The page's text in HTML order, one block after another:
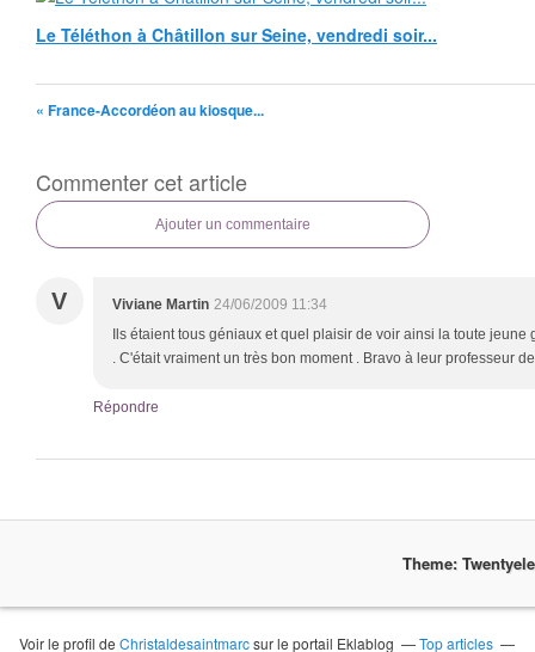
Le Téléthon à Châtillon sur Seine, vendredi soir...
« France-Accordéon au kiosque...
Commenter cet article
Ajouter un commentaire
V Viviane Martin 24/06/2009 11:34
Ils étaient tous géniaux et quel plaisir de voir ainsi la toute
. C'était vraiment un très bon moment . Bravo à leur professeur
Répondre
Theme:
Voir le profil deChristaldesaintmarcsur le portail Eklablog Top articles